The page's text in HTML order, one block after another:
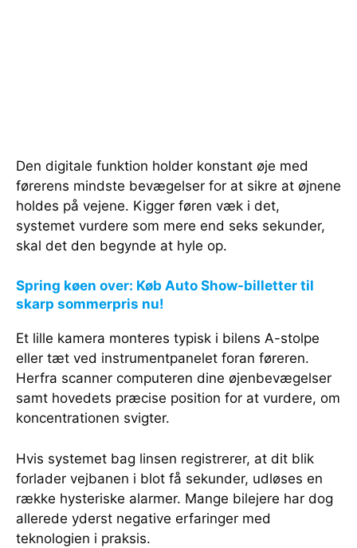
Den digitale funktion holder konstant øje med
førerens mindste bevægelser for at sikre at øjnene
holdes på vejene. Kigger føren væk i det,
systemet vurdere som mere end seks sekunder,
skal det den begynde at hyle op.
Spring køen over: Køb Auto Show-billetter til
skarp sommerpris nu!
Et lille kamera monteres typisk i bilens A-stolpe
eller tæt ved instrumentpanelet foran føreren.
Herfra scanner computeren dine øjenbevægelser
samt hovedets præcise position for at vurdere, om
koncentrationen svigter.
Hvis systemet bag linsen registrerer, at dit blik
forlader vejbanen i blot få sekunder, udløses en
række hysteriske alarmer. Mange bilejere har dog
allerede yderst negative erfaringer med
teknologien i praksis.